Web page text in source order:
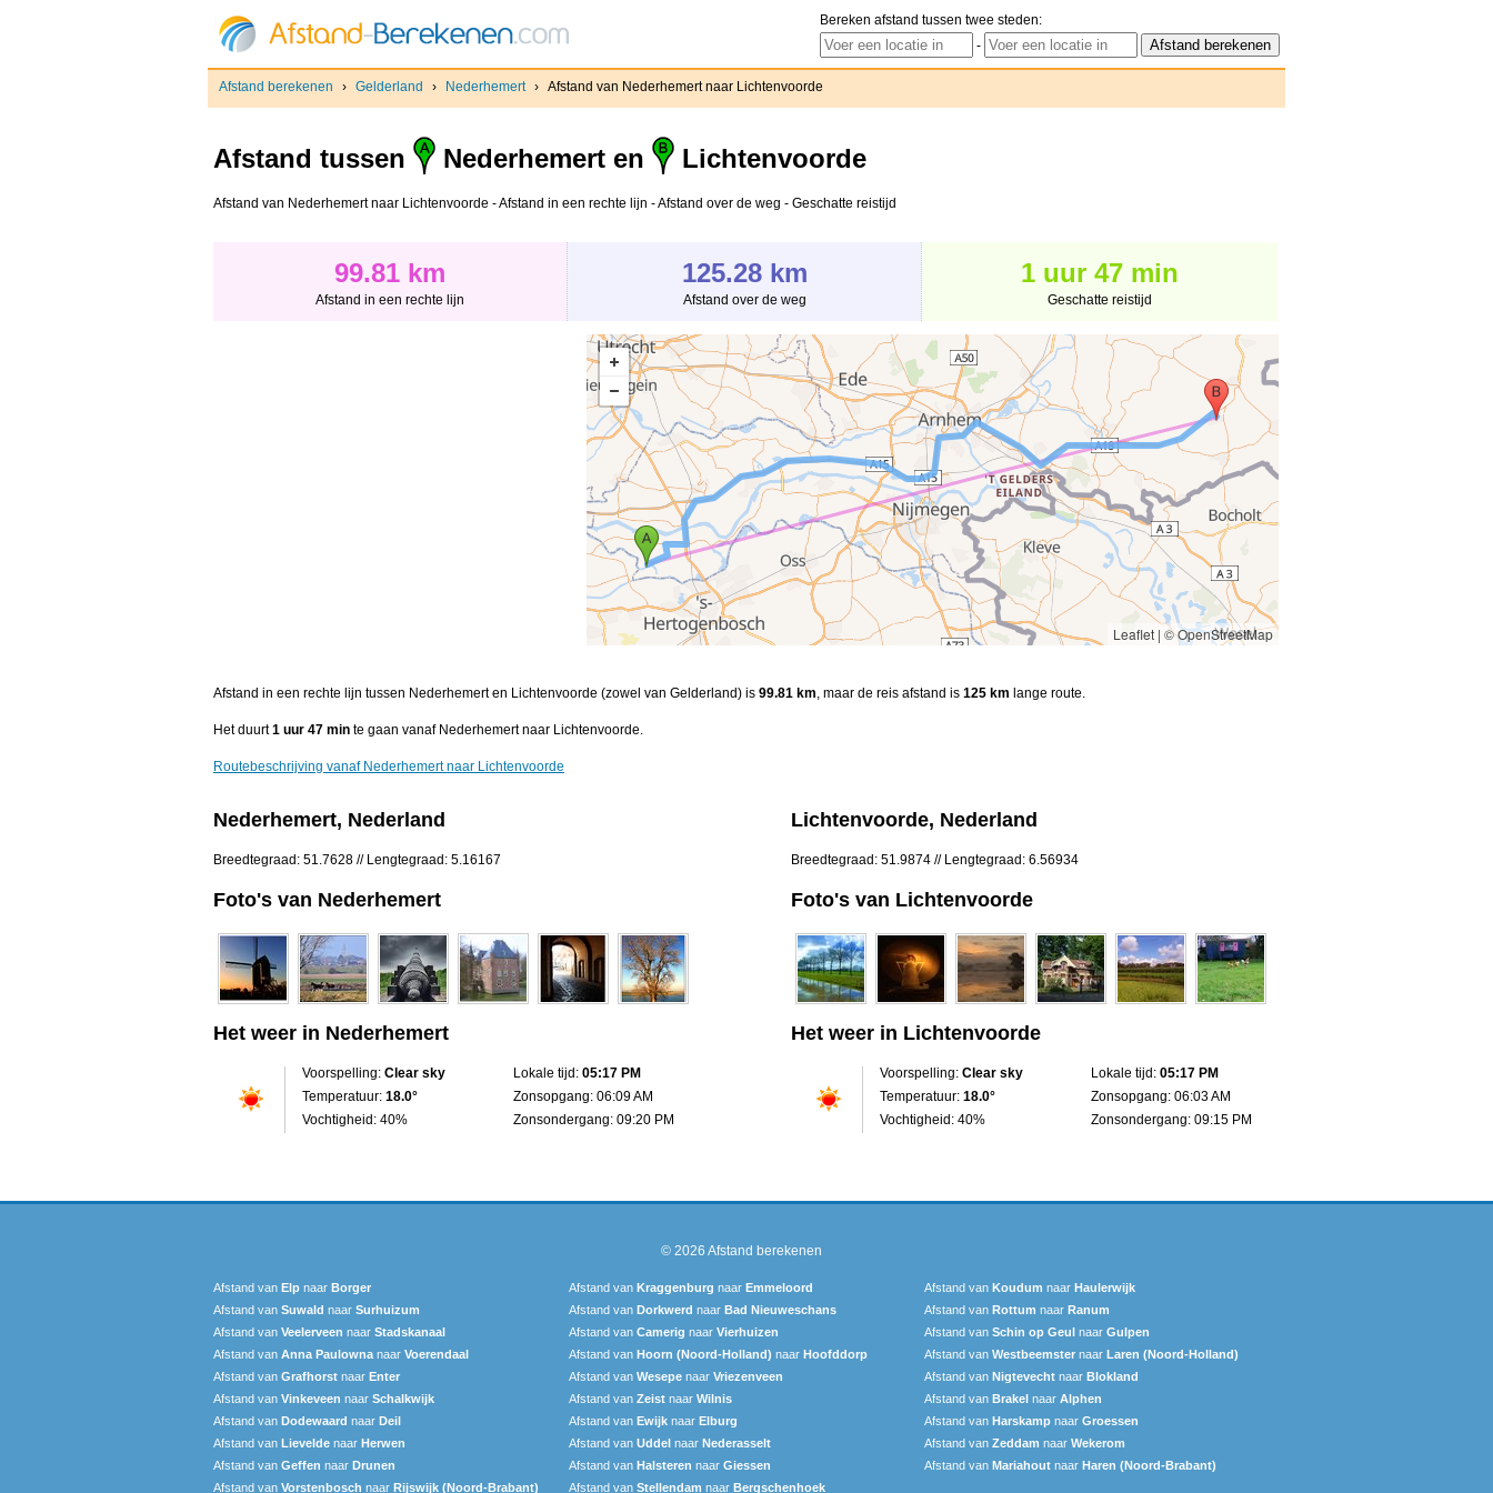
Bereken afstand tussen twee steden:
-
Afstand berekenen › Gelderland › Nederhemert › Afstand van Nederhemert naar Lichtenvoorde
Afstand tussen Nederhemert en Lichtenvoorde
Afstand van Nederhemert naar Lichtenvoorde - Afstand in een rechte lijn - Afstand over de weg - Geschatte reistijd
99.81 km
Afstand in een rechte lijn
125.28 km
Afstand over de weg
1 uur 47 min
Geschatte reistijd
Leaflet | © OpenStreetMap
Afstand in een rechte lijn tussen Nederhemert en Lichtenvoorde (zowel van Gelderland) is 99.81 km, maar de reis afstand is 125 km lange route.
Het duurt1 uur 47 min te gaan vanaf Nederhemert naar Lichtenvoorde.
Routebeschrijving vanaf Nederhemert naar Lichtenvoorde
Nederhemert, Nederland
Breedtegraad: 51.7628 // Lengtegraad: 5.16167
Foto's van Nederhemert
Het weer in Nederhemert
Voorspelling: Clear sky
Temperatuur: 18.0°
Vochtigheid: 40%
Lokale tijd: 05:17 PM
Zonsopgang: 06:09 AM
Zonsondergang: 09:20 PM
Lichtenvoorde, Nederland
Breedtegraad: 51.9874 // Lengtegraad: 6.56934
Foto's van Lichtenvoorde
Het weer in Lichtenvoorde
Voorspelling: Clear sky
Temperatuur: 18.0°
Vochtigheid: 40%
Lokale tijd: 05:17 PM
Zonsopgang: 06:03 AM
Zonsondergang: 09:15 PM
© 2026 Afstand berekenen
Afstand van Elp naar Borger Afstand van Kraggenburg naar Emmeloord Afstand van Koudum naar Haulerwijk
Afstand van Suwald naar Surhuizum Afstand van Dorkwerd naar Bad Nieuweschans Afstand van Rottum naar Ranum
Afstand van Veelerveen naar Stadskanaal Afstand van Camerig naar Vierhuizen Afstand van Schin op Geul naar Gulpen
Afstand van Anna Paulowna naar Voerendaal Afstand van Hoorn (Noord-Holland) naar Hoofddorp Afstand van Westbeemster naar Laren (Noord-Holland)
Afstand van Grafhorst naar Enter Afstand van Wesepe naar Vriezenveen Afstand van Nigtevecht naar Blokland
Afstand van Vinkeveen naar Schalkwijk Afstand van Zeist naar Wilnis Afstand van Brakel naar Alphen
Afstand van Dodewaard naar Deil Afstand van Ewijk naar Elburg Afstand van Harskamp naar Groessen
Afstand van Lievelde naar Herwen Afstand van Uddel naar Nederasselt Afstand van Zeddam naar Wekerom
Afstand van Geffen naar Drunen Afstand van Halsteren naar Giessen Afstand van Mariahout naar Haren (Noord-Brabant)
Afstand van Vorstenbosch naar Rijswijk (Noord-Brabant) Afstand van Stellendam naar Bergschenhoek